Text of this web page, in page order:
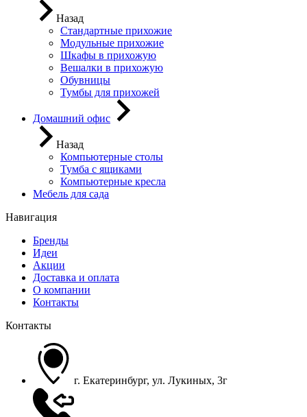
Назад
Стандартные прихожие
Модульные прихожие
Шкафы в прихожую
Вешалки в прихожую
Обувницы
Тумбы для прихожей
Домашний офис
Назад
Компьютерные столы
Тумба с ящиками
Компьютерные кресла
Мебель для сада
Навигация
Бренды
Идеи
Акции
Доставка и оплата
О компании
Контакты
Контакты
г. Екатеринбург, ул. Лукиных, 3г